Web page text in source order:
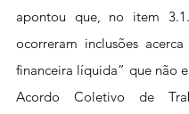
apontou que, no item
ocorreram inclusões
financeira líquida” que não
Acordo Coletivo de